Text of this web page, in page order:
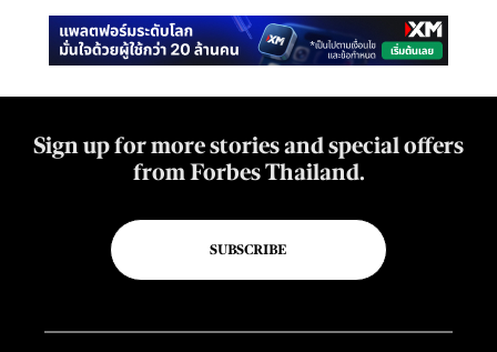
Sign up for more stories and special offers
from Forbes Thailand.
SUBSCRIBE